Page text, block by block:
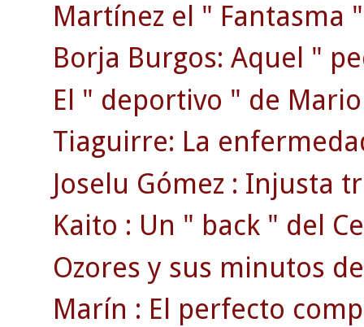
Martínez el " Fantasma
Borja Burgos: Aquel "
El " deportivo " de
Tiaguirre: La
Joselu Gómez : Injusta
Kaito : Un " back " del
Ozores y sus minutos
Marín : El perfecto